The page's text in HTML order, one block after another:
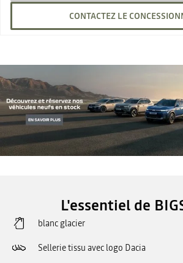
CONTACTEZ LE
L'essentiel de
blanc glacier
Sellerie tissu avec logo Dacia